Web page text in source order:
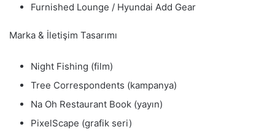
Furnished Lounge / Hyundai Add Gear
Marka & İletişim Tasarımı
Night Fishing (film)
Tree Correspondents (kampanya)
Na Oh Restaurant Book (yayın)
PixelScape (grafik seri)